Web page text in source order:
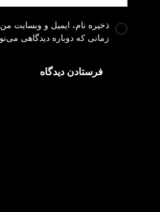
ذخیره نام، ایمیل و وبسایت
زمانی که دوباره دیدگاهی